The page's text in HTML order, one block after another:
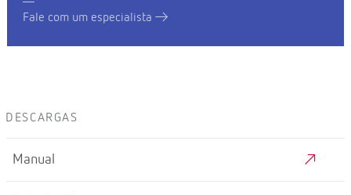
Fale com um especialista
DESCARGAS
Manual